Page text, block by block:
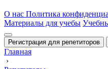
О нас Политика
Материалы для учебы
Регистрация для репетиторов
Главная
›